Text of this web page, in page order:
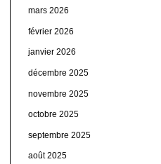
mars 2026
février 2026
janvier 2026
décembre 2025
novembre 2025
octobre 2025
septembre 2025
août 2025